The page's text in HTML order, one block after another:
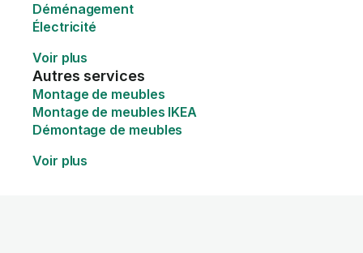
Déménagement
Électricité
Voir plus
Autres services
Montage de meubles
Montage de meubles IKEA
Démontage de meubles
Voir plus